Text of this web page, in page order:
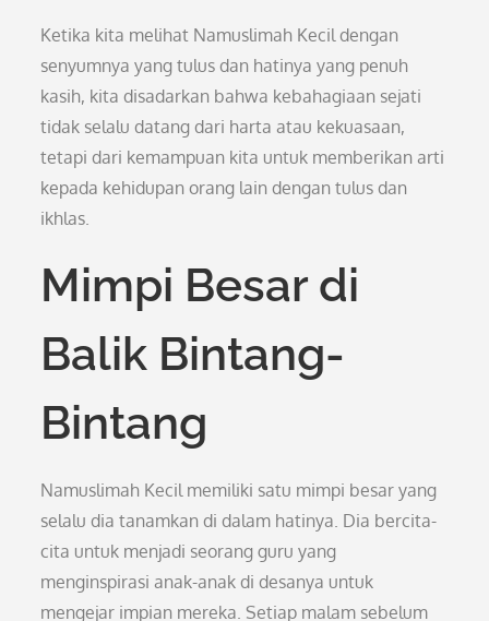
Ketika kita melihat Namuslimah Kecil dengan
senyumnya yang tulus dan hatinya yang penuh
kasih, kita disadarkan bahwa kebahagiaan sejati
tidak selalu datang dari harta atau kekuasaan,
tetapi dari kemampuan kita untuk memberikan arti
kepada kehidupan orang lain dengan tulus dan
ikhlas.
Mimpi Besar di
Balik Bintang-
Bintang
Namuslimah Kecil memiliki satu mimpi besar yang
selalu dia tanamkan di dalam hatinya. Dia bercita-
cita untuk menjadi seorang guru yang
menginspirasi anak-anak di desanya untuk
mengejar impian mereka. Setiap malam sebelum